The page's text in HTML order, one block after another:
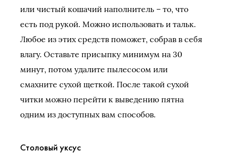
или чистый кошачий наполнитель – то, что
есть под рукой. Можно использовать и тальк.
Любое из этих средств поможет, собрав в себя
влагу. Оставьте присыпку минимум на 30
минут, потом удалите пылесосом или
смахните сухой щеткой. После такой сухой
читки можно перейти к выведению пятна
одним из доступных вам способов.
Столовый уксус